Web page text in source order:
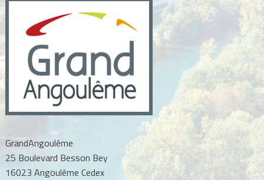
GrandAngoulême
25 Boulevard Besson Bey
16023 Angoulême Cedex